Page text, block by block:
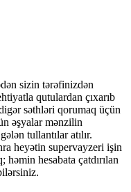
sizin tərəfinizdən
qutulardan çıxarıb
səthləri qorumaq üçün
əşyalar mənzilin
tullantılar atılır.
heyətin supervayzeri işin
həmin hesabata çatdırılan